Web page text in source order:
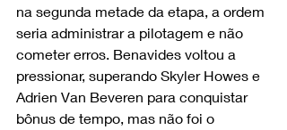
na segunda metade da etapa, a ordem
seria administrar a pilotagem e não
cometer erros. Benavides voltou a
pressionar, superando Skyler Howes e
Adrien Van Beveren para conquistar
bônus de tempo, mas não foi o